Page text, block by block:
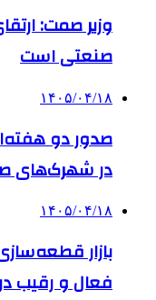
وزیر صمت:
صنعتی است
۱۴۰۵/۰۴/۱۸
صدور دو
در شهرک‌های
۱۴۰۵/۰۴/۱۸
فعال و رقیب